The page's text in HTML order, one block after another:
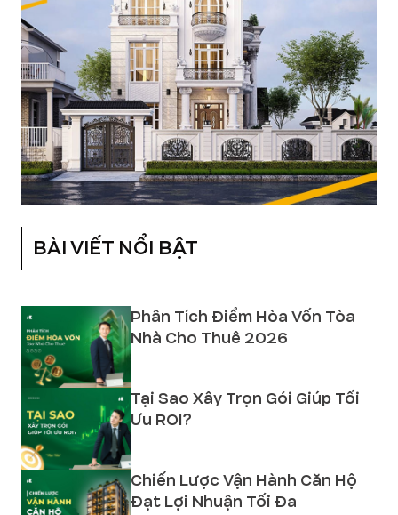
BÀI VIẾT NỔI BẬT
Phân Tích Điểm Hòa Vốn Tòa
Nhà Cho Thuê 2026
Tại Sao Xây Trọn Gói Giúp Tối
Ưu ROI?
Chiến Lược Vận Hành Căn Hộ
Đạt Lợi Nhuận Tối Đa